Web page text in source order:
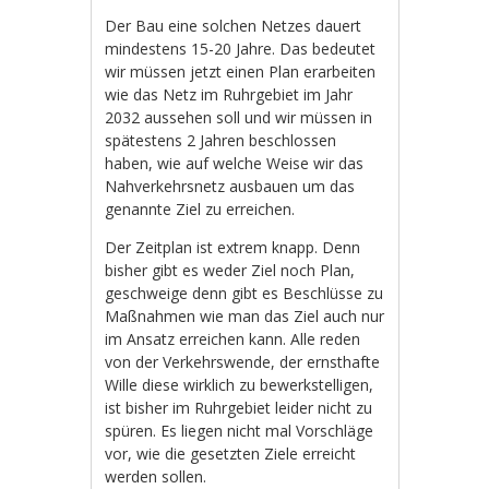
Der Bau eine solchen Netzes dauert
mindestens 15-20 Jahre. Das bedeutet
wir müssen jetzt einen Plan erarbeiten
wie das Netz im Ruhrgebiet im Jahr
2032 aussehen soll und wir müssen in
spätestens 2 Jahren beschlossen
haben, wie auf welche Weise wir das
Nahverkehrsnetz ausbauen um das
genannte Ziel zu erreichen.
Der Zeitplan ist extrem knapp. Denn
bisher gibt es weder Ziel noch Plan,
geschweige denn gibt es Beschlüsse zu
Maßnahmen wie man das Ziel auch nur
im Ansatz erreichen kann. Alle reden
von der Verkehrswende, der ernsthafte
Wille diese wirklich zu bewerkstelligen,
ist bisher im Ruhrgebiet leider nicht zu
spüren. Es liegen nicht mal Vorschläge
vor, wie die gesetzten Ziele erreicht
werden sollen.